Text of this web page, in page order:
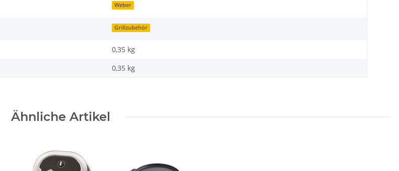
Weber
Grillzubehör
0,35 kg
0,35 kg
Ähnliche Artikel